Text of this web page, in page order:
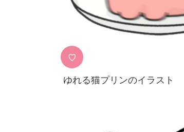
♡
ゆれる猫プリンのイラスト